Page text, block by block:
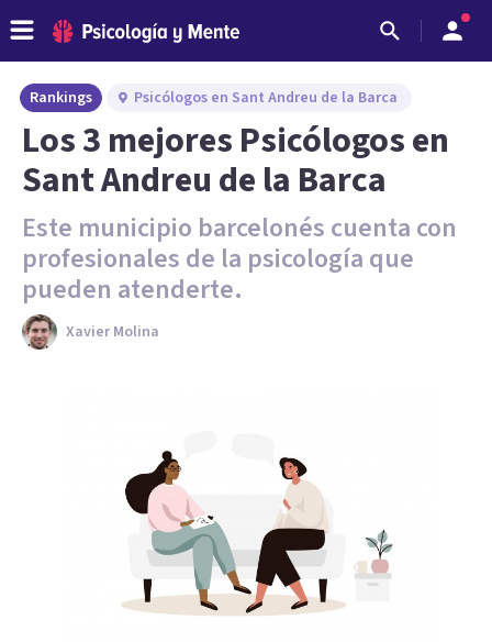
Rankings Psicólogos en Sant Andreu de la Barca
Los 3 mejores Psicólogos en
Sant Andreu de la Barca
Este municipio barcelonés cuenta con
profesionales de la psicología que
pueden atenderte.
Xavier Molina